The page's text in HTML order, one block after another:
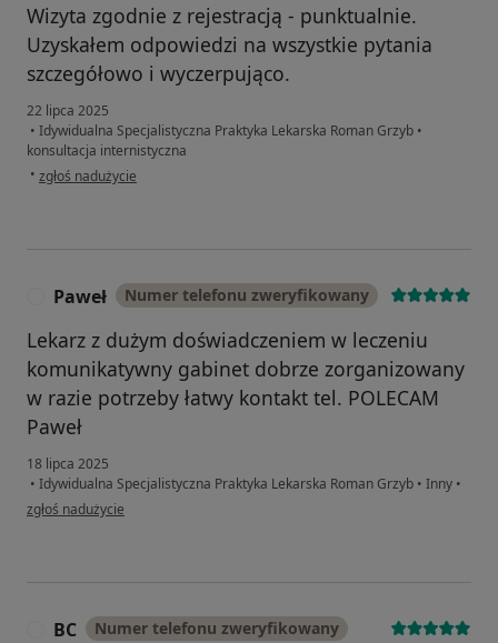
Wizyta zgodnie z rejestracją - punktualnie.
Uzyskałem odpowiedzi na wszystkie pytania
szczegółowo i wyczerpująco.
22 lipca 2025
• Idywidualna Specjalistyczna Praktyka Lekarska Roman Grzyb •
konsultacja internistyczna
• w opinii użytkownika JP
zgłoś nadużycie
Paweł Numer telefonu zweryfikowany
Lekarz z dużym doświadczeniem w leczeniu
komunikatywny gabinet dobrze zorganizowany
w razie potrzeby łatwy kontakt tel. POLECAM
Paweł
18 lipca 2025
• Idywidualna Specjalistyczna Praktyka Lekarska Roman Grzyb • Inny •
w opinii użytkownika Paweł
zgłoś nadużycie
BC Numer telefonu zweryfikowany